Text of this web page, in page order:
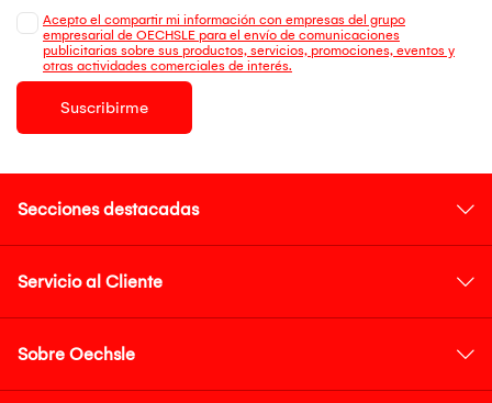
Acepto el compartir mi información con empresas del grupo
empresarial de OECHSLE para el envío de comunicaciones
publicitarias sobre sus productos, servicios, promociones, eventos y
otras actividades comerciales de interés.
Suscribirme
Secciones destacadas
Servicio al Cliente
Sobre Oechsle